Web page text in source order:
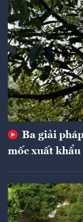
Ba giải
mốc xuất khẩu